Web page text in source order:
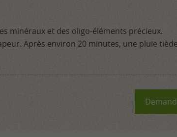
minéraux et des oligo-éléments précieux.
Après environ 20 minutes, une pluie